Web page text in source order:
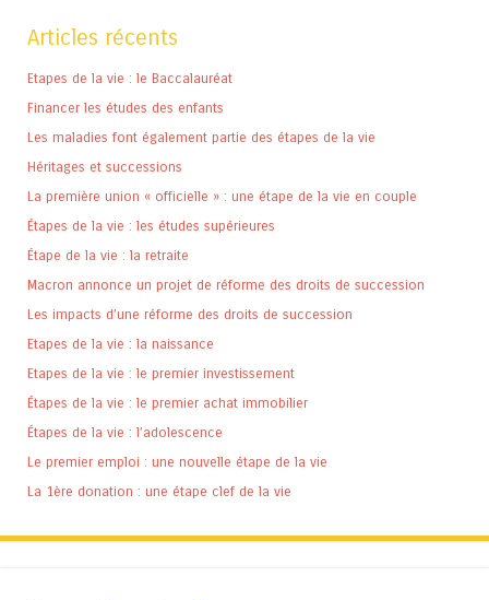
Articles récents
Etapes de la vie : le Baccalauréat
Financer les études des enfants
Les maladies font également partie des étapes de la vie
Héritages et successions
La première union « officielle » : une étape de la vie en couple
Étapes de la vie : les études supérieures
Étape de la vie : la retraite
Macron annonce un projet de réforme des droits de succession
Les impacts d’une réforme des droits de succession
Etapes de la vie : la naissance
Etapes de la vie : le premier investissement
Étapes de la vie : le premier achat immobilier
Étapes de la vie : l’adolescence
Le premier emploi : une nouvelle étape de la vie
La 1ère donation : une étape clef de la vie